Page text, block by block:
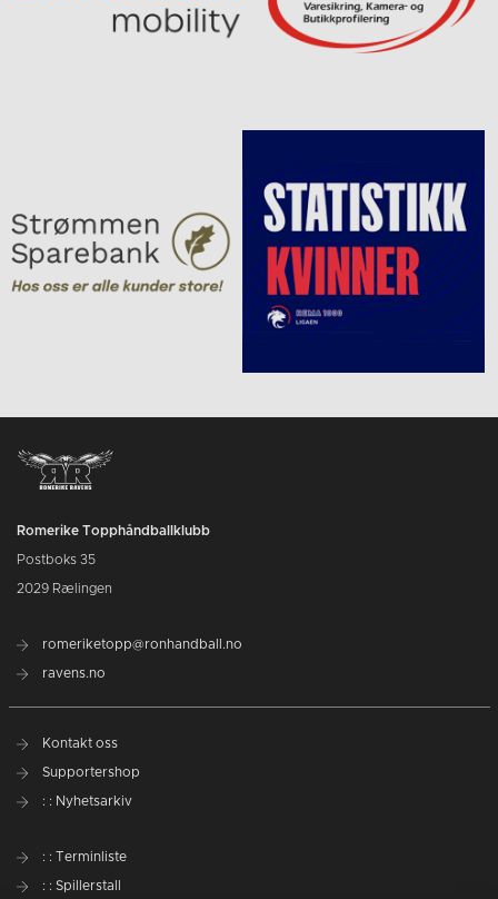
Romerike Topphåndballklubb
Postboks 35
2029 Rælingen
romeriketopp@ronhandball.no
ravens.no
Kontakt oss
Supportershop
: : Nyhetsarkiv
: : Terminliste
: : Spillerstall